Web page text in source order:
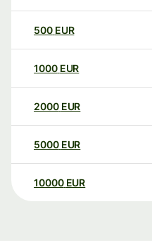
500 EUR
1000 EUR
2000 EUR
5000 EUR
10000 EUR